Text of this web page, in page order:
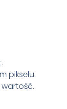
pikselu.